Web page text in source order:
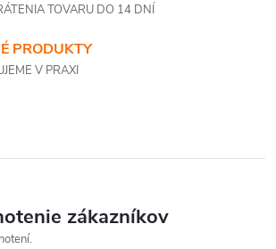
TOVARU DO 14 DNÍ
PRODUKTY
V PRAXI
zákazníkov